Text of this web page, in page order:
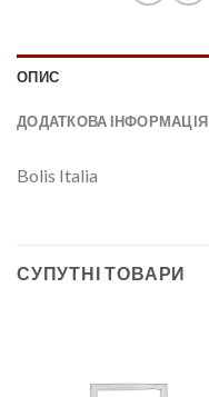
ОПИС
ДОДАТКОВА ІНФОРМАЦІЯ
Bolis Italia
СУПУТНІ ТОВАРИ